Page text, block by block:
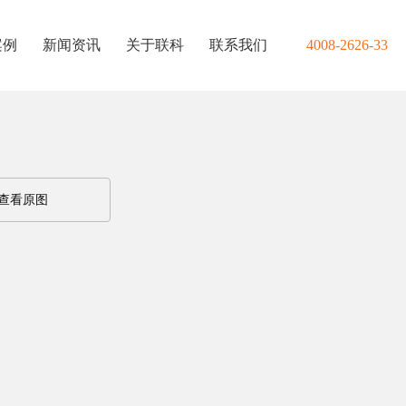
新闻资讯 关于联科 联系我们 4008-2626-33
看原图